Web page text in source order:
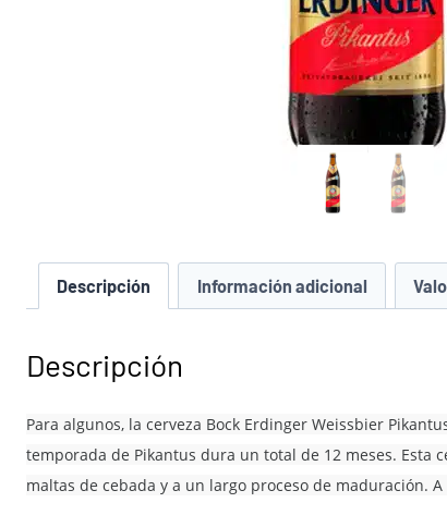
Descripción Información adicional
Descripción
Para algunos, la cerveza Bock Erdinger Weissbier
temporada de Pikantus dura un total de 12 meses.
maltas de cebada y a un largo proceso de maduración.